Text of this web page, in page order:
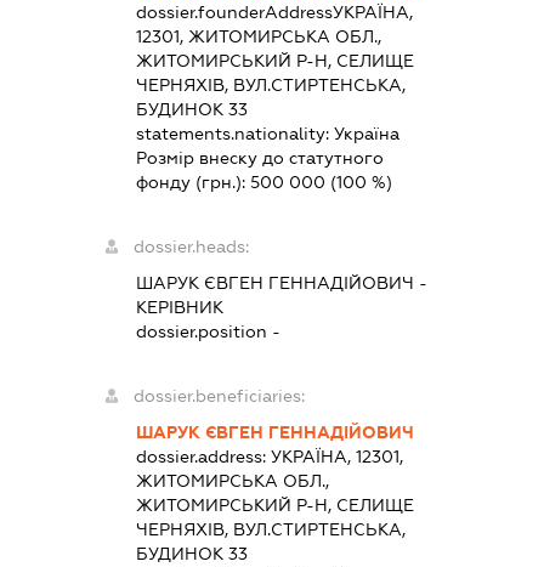
dossier.founderAddressУКРАЇНА,
12301, ЖИТОМИРСЬКА ОБЛ.,
ЖИТОМИРСЬКИЙ Р-Н, СЕЛИЩЕ
ЧЕРНЯХІВ, ВУЛ.СТИРТЕНСЬКА,
БУДИНОК 33
statements.nationality:Україна
Розмір внеску до статутного
фонду (грн.):500 000 (100 %)
dossier.heads:
ШАРУК ЄВГЕН ГЕННАДІЙОВИЧ -
КЕРІВНИК
dossier.position -
dossier.beneficiaries:
ШАРУК ЄВГЕН ГЕННАДІЙОВИЧ
dossier.address:УКРАЇНА, 12301,
ЖИТОМИРСЬКА ОБЛ.,
ЖИТОМИРСЬКИЙ Р-Н, СЕЛИЩЕ
ЧЕРНЯХІВ, ВУЛ.СТИРТЕНСЬКА,
БУДИНОК 33